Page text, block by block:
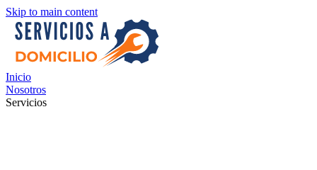
Skip to main content
Inicio
Nosotros
Servicios